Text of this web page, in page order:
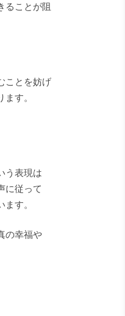
ることが阻
ことを妨げ
す。
う表現は
に従って
す。
の幸福や